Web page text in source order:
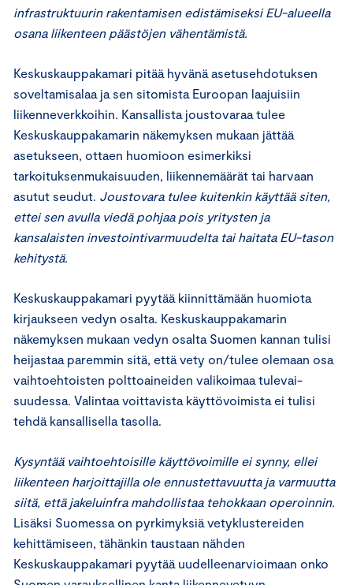
infrastruktuurin rakentamisen edistämiseksi EU-alueella
osana liikenteen päästöjen vähentämistä.
Keskuskauppakamari pitää hyvänä asetusehdotuksen
soveltamisalaa ja sen sitomista Euroopan laajuisiin
liikenneverkkoihin. Kansallista joustovaraa tulee
Keskuskauppakamarin näkemyksen mukaan jättää
asetukseen, ottaen huomioon esimerkiksi
tarkoituksenmukaisuuden, liikennemäärät tai harvaan
asutut seudut. Joustovara tulee kuitenkin käyttää siten,
ettei sen avulla viedä pohjaa pois yritysten ja
kansalaisten investointivarmuudelta tai haitata EU-tason
kehitystä.
Keskuskauppakamari pyytää kiinnittämään huomiota
kirjaukseen vedyn osalta. Keskuskauppakamarin
näkemyksen mukaan vedyn osalta Suomen kannan tulisi
heijastaa paremmin sitä, että vety on/tulee olemaan osa
vaihtoehtoisten polttoaineiden valikoimaa tulevai-
suudessa. Valintaa voittavista käyttövoimista ei tulisi
tehdä kansallisella tasolla.
Kysyntää vaihtoehtoisille käyttövoimille ei synny, ellei
liikenteen harjoittajilla ole ennustettavuutta ja varmuutta
siitä, että jakeluinfra mahdollistaa tehokkaan operoinnin.
Lisäksi Suomessa on pyrkimyksiä vetyklustereiden
kehittämiseen, tähänkin taustaan nähden
Keskuskauppakamari pyytää uudelleenarvioimaan onko